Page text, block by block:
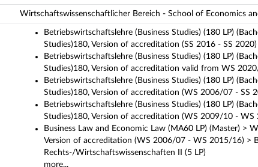
Wirtschaftswissenschaftlicher Bereich - School of Economics
Betriebswirtschaftslehre (Business Studies) (180 LP)
Studies)180, Version of accreditation (SS 2016 - SS
Betriebswirtschaftslehre (Business Studies) (180 LP)
Studies)180, Version of accreditation valid from WS
Betriebswirtschaftslehre (Business Studies) (180 LP)
Studies)180, Version of accreditation (WS 2006/07 - SS
Betriebswirtschaftslehre (Business Studies) (180 LP)
Studies)180, Version of accreditation (WS 2009/10 -
Business Law and Economic Law (MA60 LP) (Master) >
Version of accreditation (WS 2006/07 - WS 2015/16) >
Rechts-/Wirtschaftswissenschaften II (5 LP)
more...